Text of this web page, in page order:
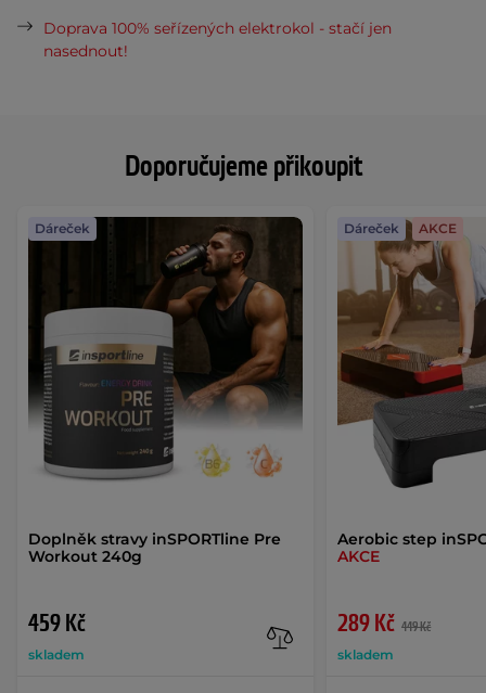
Doporučujeme přikoupit
Doplněk stravy inSPORTline Pre
Workout 240g
459 Kč
skladem
Dáreček
Aerobic step
AKCE
289 Kč 449 Kč
skladem
Dáreček AKCE
Doprava 100% seřízených elektrokol - stačí jen
nasednout!